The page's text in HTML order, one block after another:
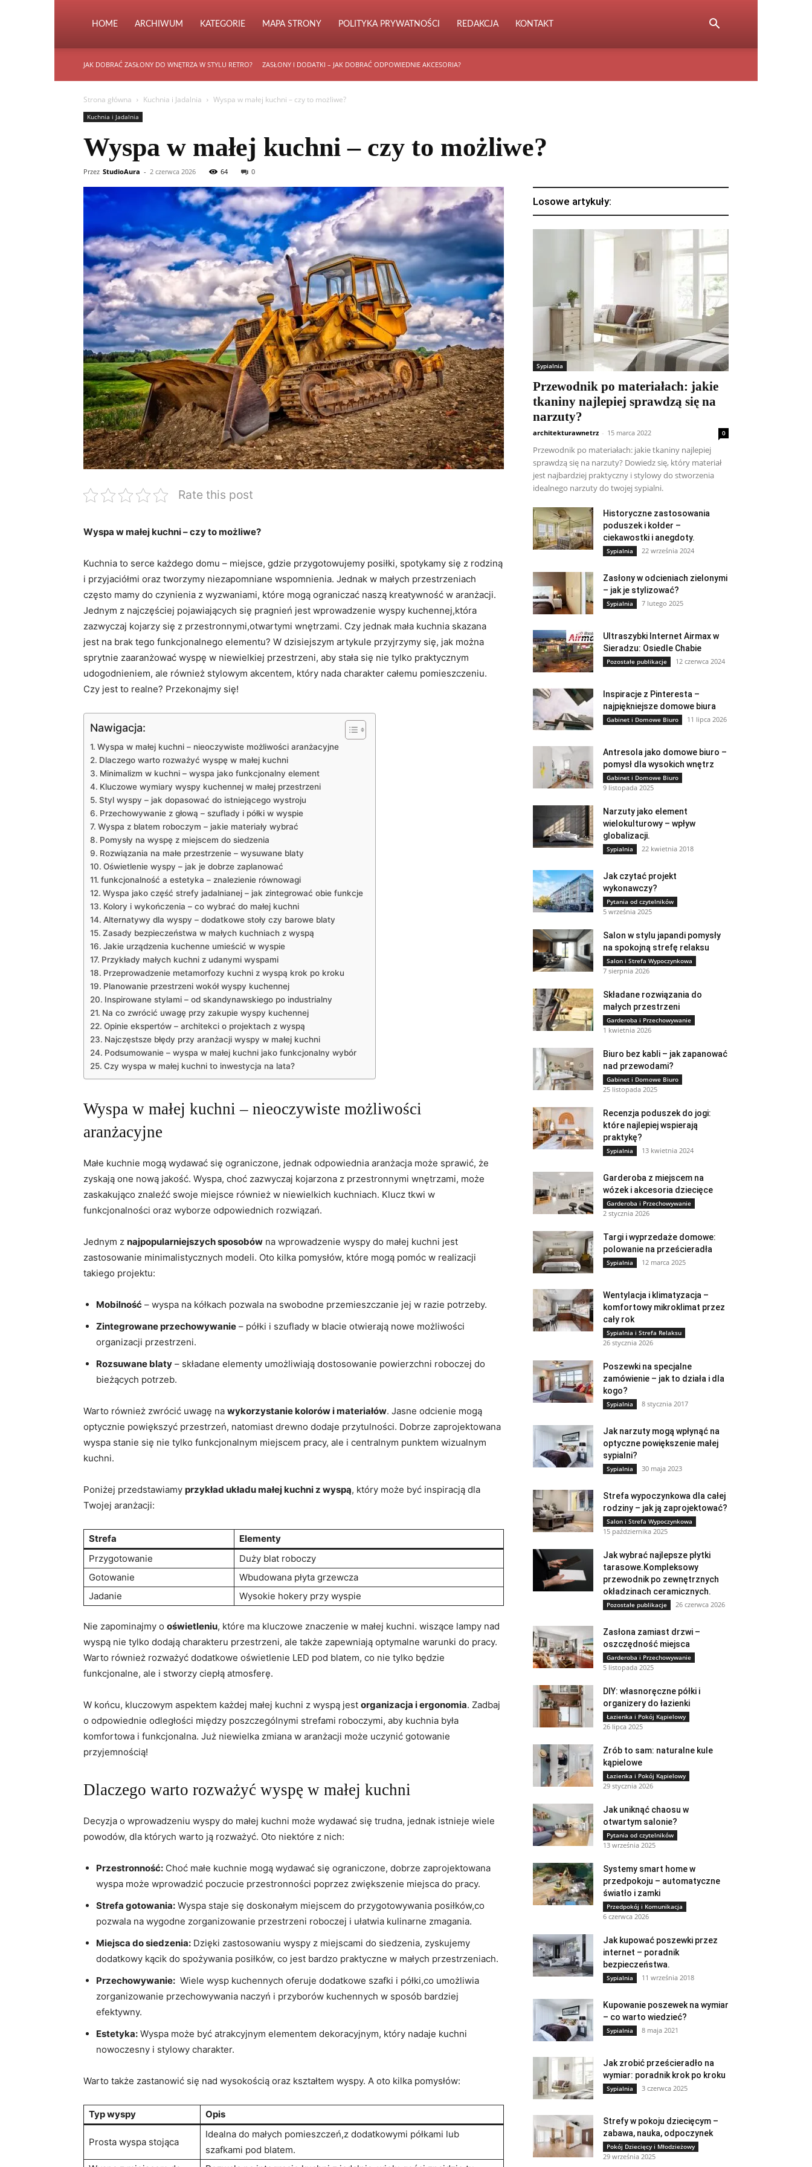
HOME ARCHIWUM KATEGORIE MAPA STRONY POLITYKA PRYWATNOŚCI REDAKCJA KONTAKT
JAK DOBRAĆ ZASŁONY DO WNĘTRZA W STYLU RETRO? ZASŁONY I DODATKI – JAK DOBRAĆ ODPOWIEDNIE AKCESORIA?
Strona główna Kuchnia i Jadalnia Wyspa w małej kuchni – czy to możliwe?
Kuchnia i Jadalnia
Wyspa w małej kuchni – czy to możliwe?
Przez StudioAura - 2 czerwca 2026 64 0
Rate this post
Wyspa ‍w małej kuchni – czy to⁤ możliwe?
Kuchnia ⁤to serce każdego domu​ – miejsce, gdzie przygotowujemy posiłki, spotykamy się z ‍rodziną
i przyjaciółmi ‌oraz tworzymy niezapomniane wspomnienia. Jednak w małych przestrzeniach
często mamy ⁣do czynienia z⁤ wyzwaniami, które mogą ograniczać naszą kreatywność w aranżacji.
Jednym z najczęściej pojawiających ⁣się pragnień jest wprowadzenie ⁣wyspy kuchennej,która⁢
zazwyczaj⁤ kojarzy​ się z przestronnymi,otwartymi wnętrzami. Czy jednak mała kuchnia skazana
jest na brak tego funkcjonalnego elementu? W‌ dzisiejszym artykule⁣ przyjrzymy się, jak można
sprytnie zaaranżować wyspę w‌ niewielkiej przestrzeni, ⁤aby stała się ​nie tylko praktycznym
udogodnieniem, ale ​również stylowym akcentem, ​który nada charakter całemu pomieszczeniu.
Czy jest to realne? Przekonajmy‍ się!
Nawigacja:
Wyspa ​w‌ małej kuchni – nieoczywiste możliwości aranżacyjne
Dlaczego warto rozważyć wyspę w ​małej kuchni
Minimalizm w kuchni – ‍wyspa jako funkcjonalny element
Kluczowe wymiary ⁢wyspy kuchennej w małej przestrzeni
Styl​ wyspy – ⁣jak dopasować do istniejącego wystroju
Przechowywanie z głową‍ – szuflady i ‌półki w wyspie
Wyspa z‌ blatem roboczym – jakie⁣ materiały wybrać
Pomysły na wyspę‌ z miejscem⁣ do siedzenia
Rozwiązania ‌na małe przestrzenie ‌– wysuwane blaty
Oświetlenie wyspy – jak je dobrze zaplanować
funkcjonalność​ a estetyka – znalezienie równowagi
Wyspa jako część strefy‍ jadalnianej – jak zintegrować obie funkcje
Kolory i wykończenia – co wybrać do małej ‍kuchni
Alternatywy dla wyspy –‌ dodatkowe ‌stoły czy barowe blaty
Zasady bezpieczeństwa w małych kuchniach z wyspą
Jakie urządzenia kuchenne umieścić w wyspie
Przykłady małych kuchni z udanymi wyspami
Przeprowadzenie metamorfozy kuchni z⁤ wyspą krok po kroku
Planowanie przestrzeni⁢ wokół wyspy kuchennej
Inspirowane stylami – od skandynawskiego‌ po industrialny
Na co zwrócić uwagę przy zakupie wyspy kuchennej
Opinie ekspertów – architekci o projektach z wyspą
Najczęstsze błędy przy aranżacji ⁢wyspy⁤ w małej kuchni
Podsumowanie – wyspa w małej kuchni jako funkcjonalny wybór
Czy wyspa w małej kuchni to inwestycja na lata?
Wyspa ​w‌ małej kuchni – nieoczywiste możliwości
aranżacyjne
Małe kuchnie⁤ mogą wydawać się ograniczone, jednak odpowiednia ⁤aranżacja może sprawić, że ​
zyskają ⁢one nową jakość. Wyspa, choć zazwyczaj kojarzona z przestronnymi wnętrzami, może
zaskakująco znaleźć swoje miejsce⁤ również w niewielkich ⁢kuchniach. Klucz tkwi w
funkcjonalności oraz wyborze odpowiednich rozwiązań.
Jednym z najpopularniejszych sposobów na wprowadzenie wyspy do małej kuchni ⁢jest
zastosowanie minimalistycznych‌ modeli. Oto kilka pomysłów, które mogą pomóc w realizacji
takiego projektu:
Mobilność ⁣– wyspa na​ kółkach pozwala na swobodne ‌przemieszczanie jej ‍w⁣ razie potrzeby.
Zintegrowane⁢ przechowywanie – półki i szuflady ‍w blacie otwierają ​nowe⁣ możliwości
organizacji przestrzeni.
Rozsuwane blaty ‌– składane elementy umożliwiają dostosowanie powierzchni roboczej ⁢do
bieżących potrzeb.
Warto ‌również zwrócić uwagę na wykorzystanie‌ kolorów i materiałów. Jasne odcienie mogą
optycznie powiększyć przestrzeń, natomiast drewno dodaje przytulności. Dobrze zaprojektowana
wyspa stanie się nie tylko funkcjonalnym ‍miejscem pracy, ale i centralnym punktem wizualnym
kuchni.
Poniżej przedstawiamy przykład układu małej kuchni z wyspą, który może być inspiracją dla
Twojej aranżacji:
Strefa
Elementy
Przygotowanie
Duży blat roboczy
Gotowanie
Wbudowana płyta grzewcza
Jadanie
Wysokie hokery przy wyspie
Nie ​zapominajmy⁤ o oświetleniu, które ma⁤ kluczowe‍ znaczenie w ‌małej kuchni.​ wiszące lampy nad
wyspą nie tylko dodają charakteru przestrzeni, ale także zapewniają optymalne warunki do pracy.
Warto również ‌rozważyć dodatkowe oświetlenie LED pod blatem, co nie tylko ⁤będzie
funkcjonalne, ​ale i stworzy ciepłą atmosferę.
W końcu, kluczowym aspektem każdej małej kuchni ​z wyspą jest organizacja i⁤ ergonomia. ⁤Zadbaj
o​ odpowiednie odległości między poszczególnymi strefami ‌roboczymi, aby kuchnia była
komfortowa i funkcjonalna. Już‌ niewielka zmiana w aranżacji może uczynić gotowanie
przyjemnością!
Dlaczego warto rozważyć wyspę w ​małej kuchni
Decyzja⁢ o​ wprowadzeniu wyspy do małej kuchni może wydawać się ⁣trudna, jednak ‍istnieje wiele
powodów, ⁢dla których warto ją rozważyć. Oto niektóre z ⁤nich:
Przestronność: Choć małe kuchnie mogą wydawać się ograniczone, dobrze zaprojektowana
wyspa może wprowadzić‍ poczucie przestronności‍ poprzez zwiększenie miejsca do pracy.
Strefa gotowania: Wyspa staje się⁣ doskonałym miejscem do przygotowywania posiłków,co
pozwala na wygodne zorganizowanie przestrzeni roboczej i⁣ ułatwia kulinarne zmagania.
Miejsca do siedzenia: Dzięki zastosowaniu wyspy z miejscami‍ do siedzenia, zyskujemy
dodatkowy ⁢kącik do spożywania ‍posiłków, co⁤ jest bardzo praktyczne w małych ⁤przestrzeniach.
Przechowywanie: ‍ Wiele wysp ⁤kuchennych oferuje dodatkowe szafki i półki,co umożliwia
‍zorganizowanie⁢ przechowywania naczyń i‍ przyborów ‍kuchennych w sposób bardziej
efektywny.
Estetyka: Wyspa może być ‍atrakcyjnym elementem dekoracyjnym, który nadaje kuchni
nowoczesny i stylowy charakter.
Warto także zastanowić się⁣ nad wysokością oraz ​kształtem wyspy. A oto kilka pomysłów:
Typ wyspy Opis
Prosta wyspa stojąca
Idealna do małych​ pomieszczeń,z dodatkowymi półkami lub
⁣szafkami pod blatem.
Losowe artykuły:
Sypialnia
Przewodnik po materiałach: jakie
tkaniny najlepiej sprawdzą się na
narzuty?
architekturawnetrz - 15 marca 2022 0
Przewodnik po materiałach: jakie tkaniny najlepiej
sprawdzą się na narzuty? Dowiedz się, który materiał
jest najbardziej praktyczny i stylowy do stworzenia
idealnego narzuty do twojej sypialni.
Historyczne zastosowania
poduszek i kołder –
ciekawostki i anegdoty.
Sypialnia 22 września 2024
Zasłony w odcieniach zielonymi
– jak je stylizować?
Sypialnia 7 lutego 2025
Ultraszybki Internet Airmax w
Sieradzu: Osiedle Chabie
Pozostałe publikacje 12 czerwca 2024
Inspiracje z Pinteresta –
najpiękniejsze domowe biura
Gabinet i Domowe Biuro 11 lipca 2026
Antresola jako domowe biuro –
pomysł dla wysokich wnętrz
Gabinet i Domowe Biuro
9 listopada 2025
Narzuty jako element
wielokulturowy – wpływ
globalizacji.
Sypialnia 22 kwietnia 2018
Jak czytać projekt
wykonawczy?
Pytania od czytelników
5 września 2025
Salon w stylu japandi pomysły
na spokojną strefę relaksu
Salon i Strefa Wypoczynkowa
7 sierpnia 2026
Składane rozwiązania do
małych przestrzeni
Garderoba i Przechowywanie
1 kwietnia 2026
Biuro bez kabli – jak zapanować
nad przewodami?
Gabinet i Domowe Biuro
25 listopada 2025
Recenzja poduszek do jogi:
które najlepiej wspierają
praktykę?
Sypialnia 13 kwietnia 2024
Garderoba z miejscem na
wózek i akcesoria dziecięce
Garderoba i Przechowywanie
2 stycznia 2026
Targi i wyprzedaże domowe:
polowanie na prześcieradła
Sypialnia 12 marca 2025
Wentylacja i klimatyzacja –
komfortowy mikroklimat przez
cały rok
Sypialnia i Strefa Relaksu
26 stycznia 2026
Poszewki na specjalne
zamówienie – jak to działa i dla
kogo?
Sypialnia 8 stycznia 2017
Jak narzuty mogą wpłynąć na
optyczne powiększenie małej
sypialni?
Sypialnia 30 maja 2023
Strefa wypoczynkowa dla całej
rodziny – jak ją zaprojektować?
Salon i Strefa Wypoczynkowa
15 października 2025
Jak wybrać najlepsze płytki
tarasowe.Kompleksowy
przewodnik po zewnętrznych
okładzinach ceramicznych.
Pozostałe publikacje 26 czerwca 2026
Zasłona zamiast drzwi –
oszczędność miejsca
Garderoba i Przechowywanie
5 listopada 2025
DIY: własnoręczne półki i
organizery do łazienki
Łazienka i Pokój Kąpielowy
26 lipca 2025
Zrób to sam: naturalne kule
kąpielowe
Łazienka i Pokój Kąpielowy
29 stycznia 2026
Jak uniknąć chaosu w
otwartym salonie?
Pytania od czytelników
13 września 2025
Systemy smart home w
przedpokoju – automatyczne
światło i zamki
Przedpokój i Komunikacja
6 czerwca 2026
Jak kupować poszewki przez
internet – poradnik
bezpieczeństwa.
Sypialnia 11 września 2018
Kupowanie poszewek na wymiar
– co warto wiedzieć?
Sypialnia 8 maja 2021
Jak zrobić prześcieradło na
wymiar: poradnik krok po kroku
Sypialnia 3 czerwca 2025
Strefy w pokoju dziecięcym –
zabawa, nauka, odpoczynek
Pokój Dziecięcy i Młodzieżowy
29 września 2025